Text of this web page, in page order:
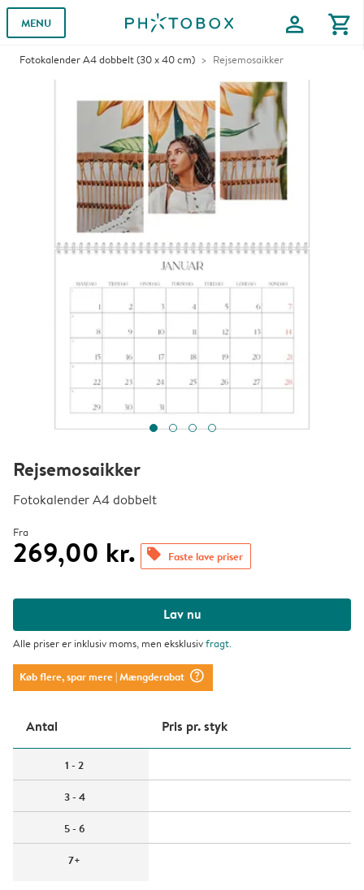
MENU profile shopping_cart
Fotokalender A4 dobbelt (30 x 40 cm) Rejsemosaikker
Rejsemosaikker
Fotokalender A4 dobbelt
Fra
269,00 kr. offers Faste lave priser
Lav nu
Alle priser er inklusiv moms, men eksklusivfragt.
Køb flere, spar mere| Mængderabat question_mark_circle
Antal Pris pr. styk
1 - 2
3 - 4
5 - 6
7+